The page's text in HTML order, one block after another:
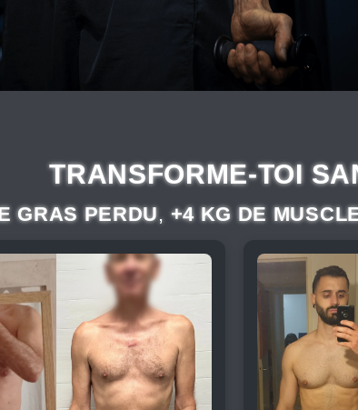
TRANSFORME-TOI
GRAS PERDU, +4 KG DE